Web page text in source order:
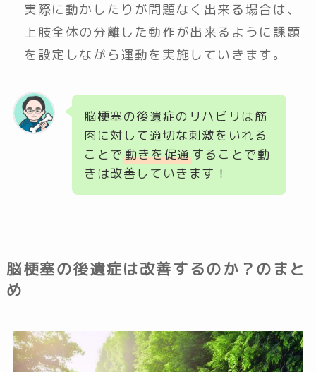
実際に動かしたりが問題なく出来る場合は、
上肢全体の分離した動作が出来るように課題
を設定しながら運動を実施していきます。
脳梗塞の後遺症のリハビリは筋
肉に対して適切な刺激をいれる
ことで 動きを促通することで動
きは改善していきます！
脳梗塞の後遺症は改善するのか？のまと
め